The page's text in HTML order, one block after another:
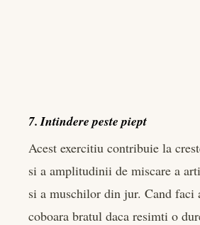
7. Intindere peste piept
Acest exercitiu contribuie la
si a amplitudinii de miscare a
si a muschilor din jur. Cand faci
coboara bratul daca resimti o